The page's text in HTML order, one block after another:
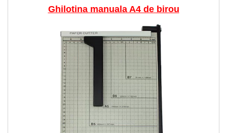
Ghilotina manuala A4 de birou